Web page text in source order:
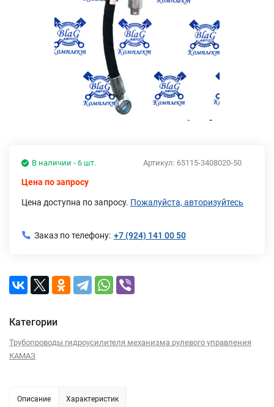
Артикул: 65115-3408020-50
В наличии - 6 шт.
Цена по запросу
Цена доступна по запросу. Пожалуйста, авторизуйтесь
Заказ по телефону: +7 (924) 141 00 50
Категории
Трубопроводы гидроусилителя механизма рулевого управления
КАМАЗ
Описание Характеристик